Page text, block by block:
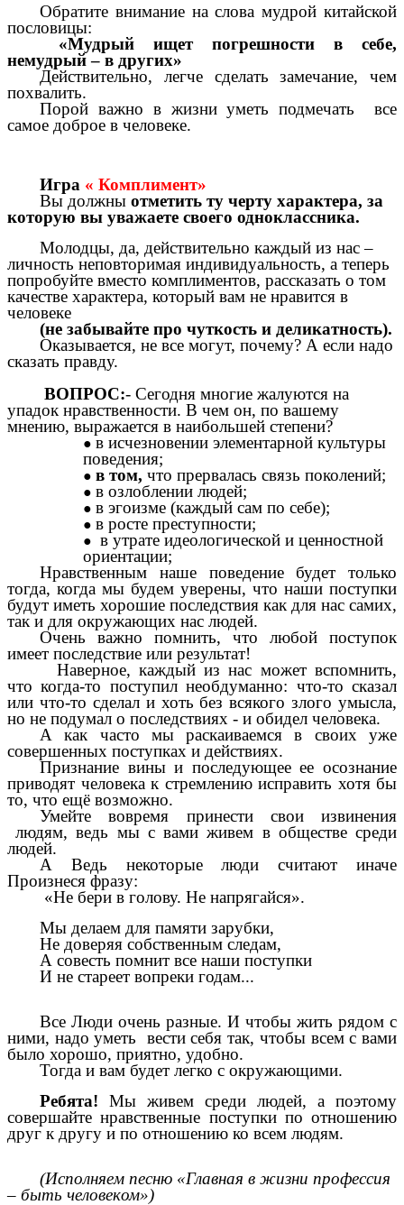
Обратите внимание на слова мудрой китайской
пословицы:
«Мудрый ищет погрешности в себе,
немудрый – в других»
Действительно, легче сделать замечание, чем
похвалить.
Порой важно в жизни уметь подмечать все
самое доброе в человеке.
Игра « Комплимент»
Вы должны отметить ту черту характера, за
которую вы уважаете своего одноклассника.
Молодцы, да, действительно каждый из нас –
личность неповторимая индивидуальность, а теперь
попробуйте вместо комплиментов, рассказать о том
качестве характера, который вам не нравится в
человеке
(не забывайте про чуткость и деликатность).
Оказывается, не все могут, почему? А если надо
сказать правду.
ВОПРОС:- Сегодня многие жалуются на
упадок нравственности. В чем он, по вашему
мнению, выражается в наибольшей степени?
в исчезновении элементарной культуры
поведения;
в том, что прервалась связь поколений;
в озлоблении людей;
в эгоизме (каждый сам по себе);
в росте преступности;
в утрате идеологической и ценностной
ориентации;
Нравственным наше поведение будет только
тогда, когда мы будем уверены, что наши поступки
будут иметь хорошие последствия как для нас самих,
так и для окружающих нас людей.
Очень важно помнить, что любой поступок
имеет последствие или результат!
Наверное, каждый из нас может вспомнить,
что когда-то поступил необдуманно: что-то сказал
или что-то сделал и хоть без всякого злого умысла,
но не подумал о последствиях - и обидел человека.
А как часто мы раскаиваемся в своих уже
совершенных поступках и действиях.
Признание вины и последующее ее осознание
приводят человека к стремлению исправить хотя бы
то, что ещё возможно.
Умейте вовремя принести свои извинения
людям, ведь мы с вами живем в обществе среди
людей.
А Ведь некоторые люди считают иначе
Произнеся фразу:
«Не бери в голову. Не напрягайся».
Мы делаем для памяти зарубки,
Не доверяя собственным следам,
А совесть помнит все наши поступки
И не стареет вопреки годам...
Все Люди очень разные. И чтобы жить рядом с
ними, надо уметь вести себя так, чтобы всем с вами
было хорошо, приятно, удобно.
Тогда и вам будет легко с окружающими.
Ребята! Мы живем среди людей, а поэтому
совершайте нравственные поступки по отношению
друг к другу и по отношению ко всем людям.
(Исполняем песню «Главная в жизни профессия
– быть человеком»)